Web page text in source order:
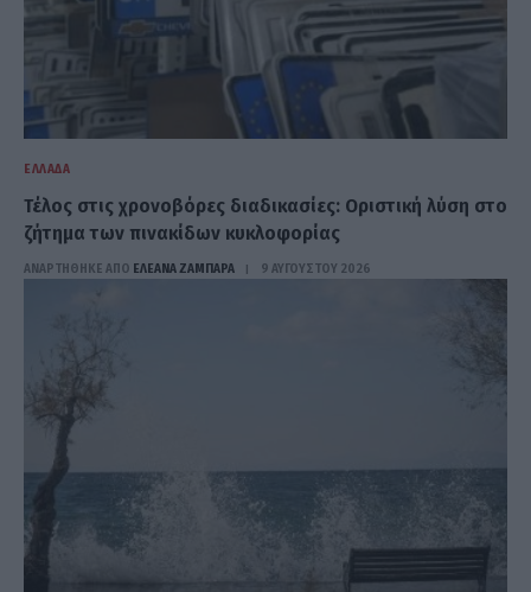
ΕΛΛΆΔΑ
Τέλος στις χρονοβόρες διαδικασίες: Οριστική λύση στο
ζήτημα των πινακίδων κυκλοφορίας
ΑΝΑΡΤΗΘΗΚΕ ΑΠΟ ΕΛΕΑΝΑ ΖΑΜΠΑΡΑ 9 ΑΥΓΟΎΣΤΟΥ 2026